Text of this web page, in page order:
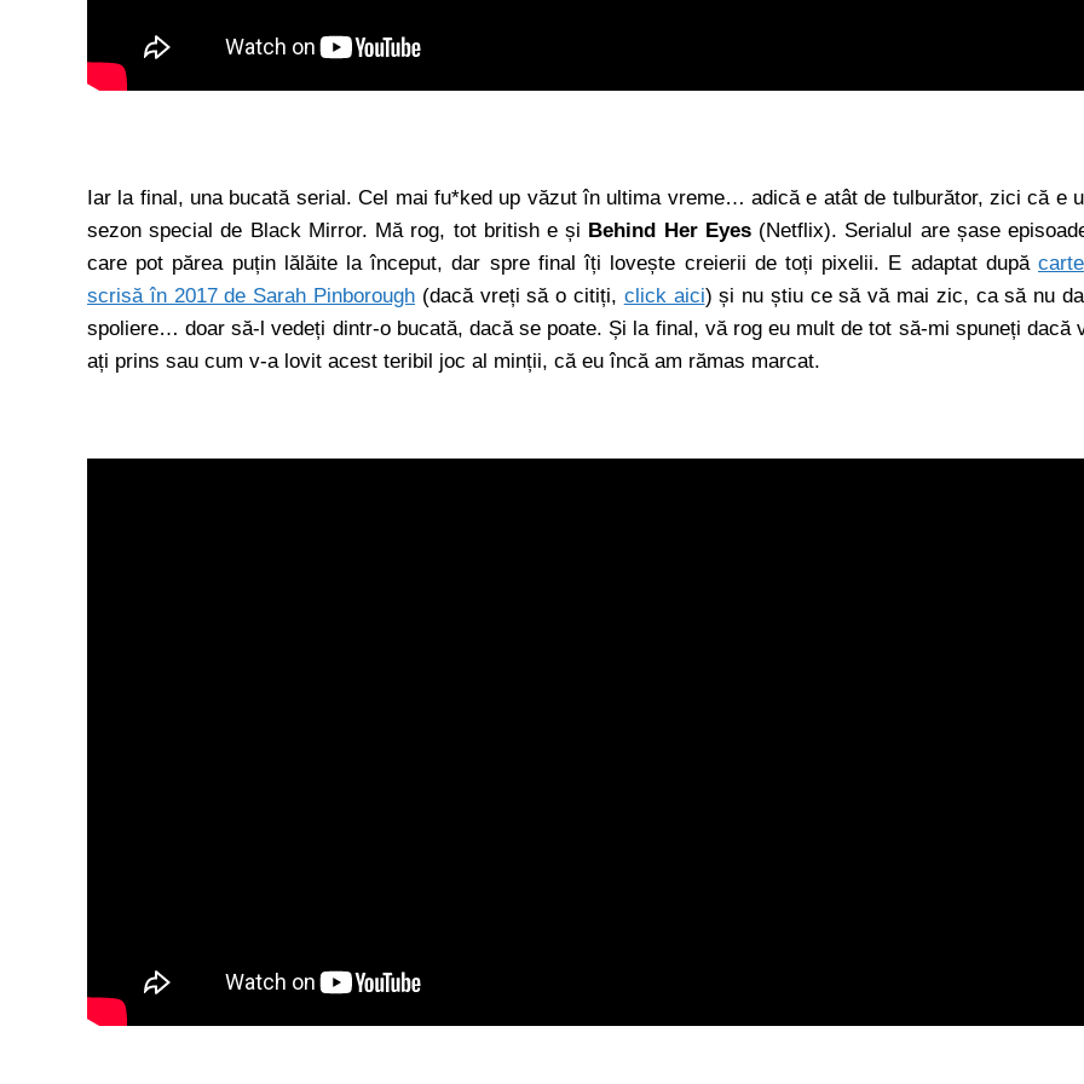
Iar la final, una bucată serial. Cel mai fu*ked up văzut în ultima vreme… adică e atât de tulburător, zici că e
sezon special de Black Mirror. Mă rog, tot british e și Behind Her Eyes (Netflix). Serialul are șase
care pot părea puțin lălăite la început, dar spre final îți lovește creierii de toți pixelii. E adaptat după
scrisă în 2017 de Sarah Pinborough(dacă vreți să o citiți, click aici) și nu știu ce să vă mai zic, ca să nu
spoliere… doar să-l vedeți dintr-o bucată, dacă se poate. Și la final, vă rog eu mult de tot să-mi spuneți dacă
ați prins sau cum v-a lovit acest teribil joc al minții, că eu încă am rămas marcat.